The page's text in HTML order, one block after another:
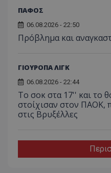
ΠΑΦΟΣ
06.08.2026 - 22:50
Πρόβλημα και
ΓΙΟΥΡΟΠΑ ΛΙΓΚ
06.08.2026 - 22:44
Το σοκ στα 17'' και το
στοίχισαν στον ΠΑΟΚ,
στις Βρυξέλλες